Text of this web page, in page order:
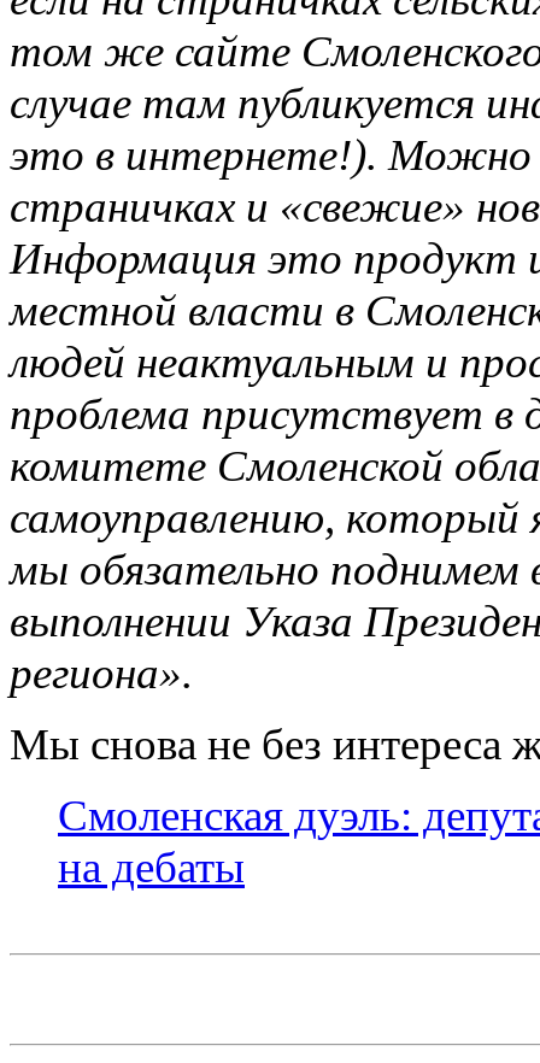
том же сайте
случае там публикуется
это в интернете!). Можно
страничках и «свежие»
Информация это продукт
местной власти в
людей неактуальным и
проблема присутствует в
комитете Смоленской
самоуправлению, который
мы обязательно поднимем
выполнении Указа
региона».
Мы снова не без интереса
Смоленская дуэль:
на дебаты